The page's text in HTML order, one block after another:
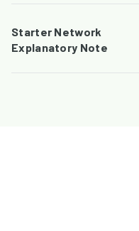
Starter Network
Explanatory Note